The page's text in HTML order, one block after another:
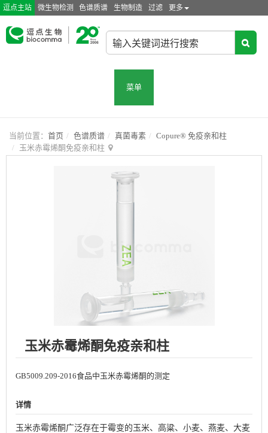
逗点主站 微生物检测 色谱质谱 生物制造 过滤 更多
菜单
当前位置： 首页 色谱质谱 真菌毒素
Copure® 免疫亲和柱
玉米赤霉烯酮免疫亲和柱
玉米赤霉烯酮免疫亲和柱
GB5009.209-2016食品中玉米赤霉烯酮的测定
详情
玉米赤霉烯酮广泛存在于霉变的玉米、高粱、小麦、燕麦、大麦